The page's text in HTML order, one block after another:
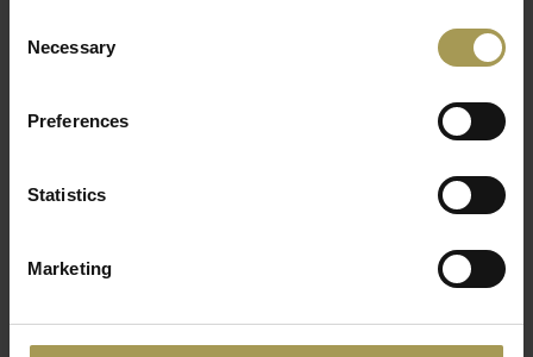
Selection
Necessary
Preferences
Statistics
Marketing
€268,00 €332,00